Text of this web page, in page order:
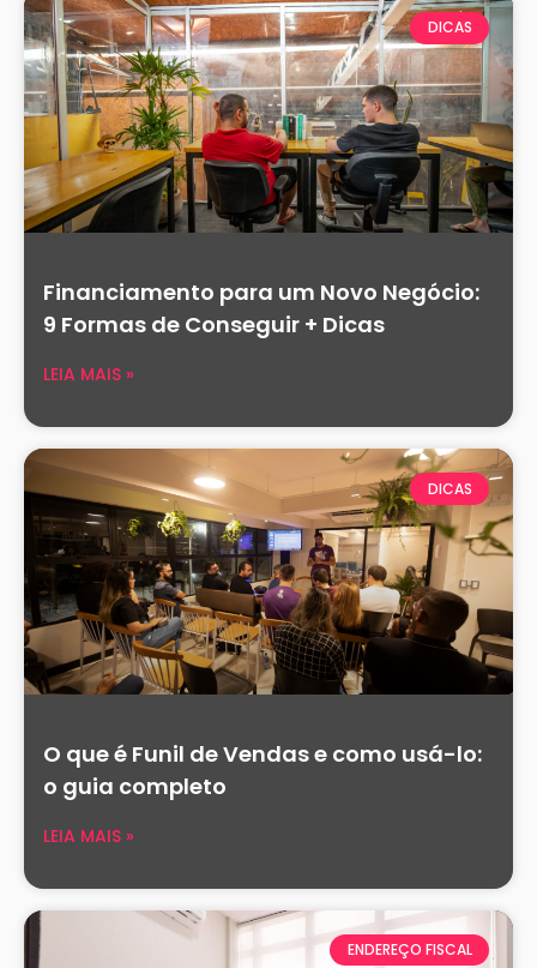
DICAS
Financiamento para um Novo Negócio:
9 Formas de Conseguir + Dicas
LEIA MAIS »
DICAS
O que é Funil de Vendas e como usá-lo:
o guia completo
LEIA MAIS »
ENDEREÇO FISCAL